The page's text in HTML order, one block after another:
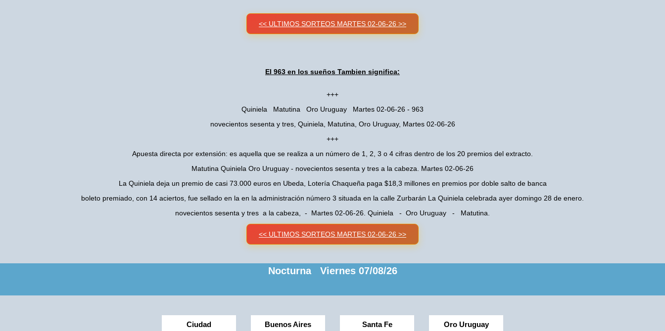
<< ULTIMOS SORTEOS MARTES 02-06-26 >>
El 963 en los sueños Tambien significa:
+++
Quiniela Matutina Oro Uruguay Martes 02-06-26 - 963
novecientos sesenta y tres, Quiniela, Matutina, Oro Uruguay, Martes 02-06-26
+++
Apuesta directa por extensión: es aquella que se realiza a un número de 1, 2, 3 o 4 cifras dentro de los 20 premios del extracto.
Matutina Quiniela Oro Uruguay - novecientos sesenta y tres a la cabeza. Martes 02-06-26
La Quiniela deja un premio de casi 73.000 euros en Ubeda, Lotería Chaqueña paga $18,3 millones en premios por doble salto de banca
boleto premiado, con 14 aciertos, fue sellado en la en la administración número 3 situada en la calle Zurbarán La Quiniela celebrada ayer domingo 28 de enero.
novecientos sesenta y tres a la cabeza, - Martes 02-06-26. Quiniela - Oro Uruguay - Matutina.
<< ULTIMOS SORTEOS MARTES 02-06-26 >>
Nocturna Viernes 07/08/26
Ciudad Buenos Aires Santa Fe Oro Uruguay